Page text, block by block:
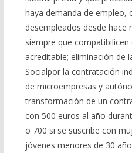
haya demanda de empleo,
desempleados desde hace
siempre que
acreditable; eliminación de
Socialpor la contratación
de microempresas y
transformación de un
con 500 euros al año
o 700 si se suscribe con
jóvenes menores de 30